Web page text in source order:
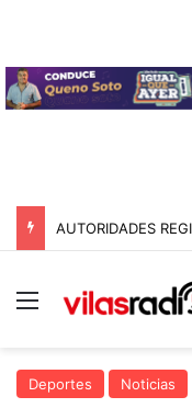
Menú
Deportes Noticias